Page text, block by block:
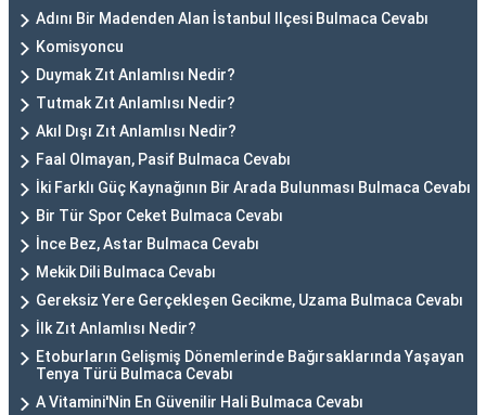
Adını Bir Madenden Alan İstanbul Ilçesi Bulmaca Cevabı
Komisyoncu
Duymak Zıt Anlamlısı Nedir?
Tutmak Zıt Anlamlısı Nedir?
Akıl Dışı Zıt Anlamlısı Nedir?
Faal Olmayan, Pasif Bulmaca Cevabı
İki Farklı Güç Kaynağının Bir Arada Bulunması Bulmaca Cevabı
Bir Tür Spor Ceket Bulmaca Cevabı
İnce Bez, Astar Bulmaca Cevabı
Mekik Dili Bulmaca Cevabı
Gereksiz Yere Gerçekleşen Gecikme, Uzama Bulmaca Cevabı
İlk Zıt Anlamlısı Nedir?
Etoburların Gelişmiş Dönemlerinde Bağırsaklarında Yaşayan
Tenya Türü Bulmaca Cevabı
A Vitamini'Nin En Güvenilir Hali Bulmaca Cevabı